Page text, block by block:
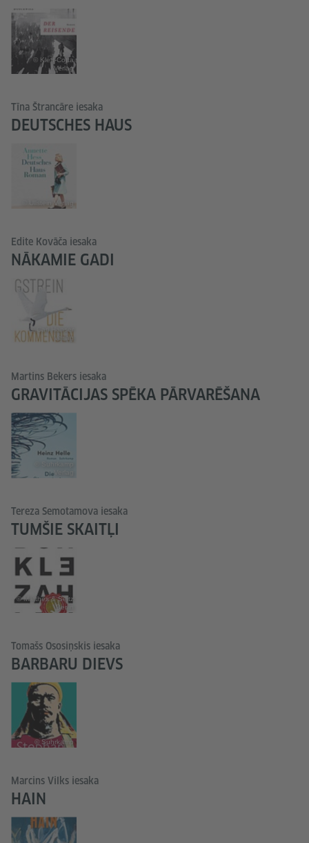
© Klett-Cotta
Verlag
Tīna Štrancāre iesaka
DEUTSCHES HAUS
© Ullstein Verlag
Edite Kovāča iesaka
NĀKAMIE GADI
© Carl Hanser
Verlag
Martins Bekers iesaka
GRAVITĀCIJAS SPĒKA PĀRVARĒŠANA
Tereza Semotamova iesaka
TUMŠIE SKAITĻI
© Matthes & Seitz
Berlin
Tomašs Ososiņskis iesaka
BARBARU DIEVS
© Suhrkamp
Marcins Vilks iesaka
HAIN